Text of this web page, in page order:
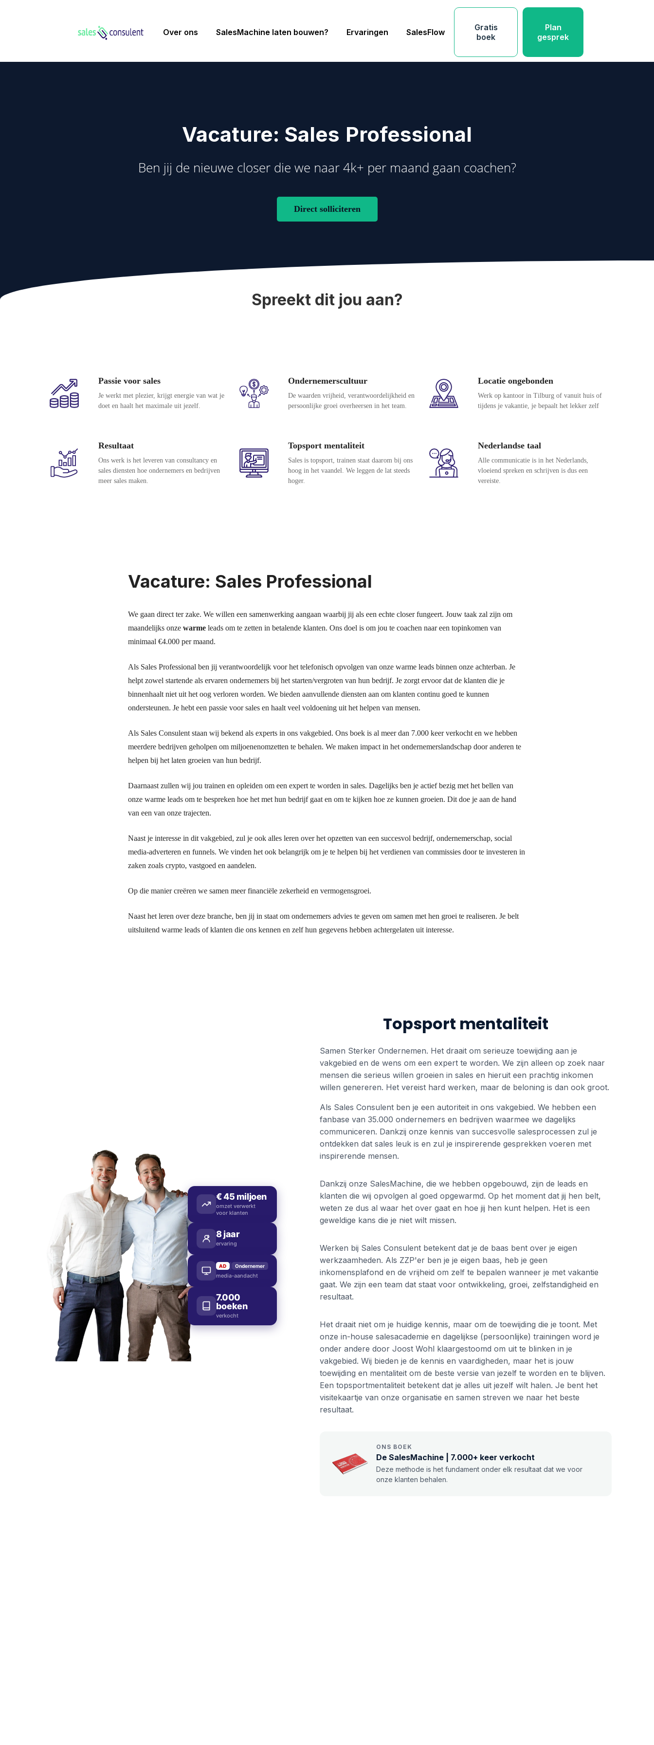
Over ons SalesMachine laten bouwen? Ervaringen SalesFlow
Gratis
boek
Plan
gesprek
Vacature: Sales Professional
Ben jij de nieuwe closer die we naar 4k+ per maand gaan coachen?
Direct solliciteren
Spreekt dit jou aan?
Passie voor sales
Je werkt met plezier, krijgt energie van wat je
doet en haalt het maximale uit jezelf.
Ondernemerscultuur
De waarden vrijheid, verantwoordelijkheid en
persoonlijke groei overheersen in het team.
Locatie ongebonden
Werk op kantoor in Tilburg of vanuit huis of
tijdens je vakantie, je bepaalt het lekker zelf
Resultaat
Ons werk is het leveren van consultancy en
sales diensten hoe ondernemers en bedrijven
meer sales maken.
Topsport mentaliteit
Sales is topsport, trainen staat daarom bij ons
hoog in het vaandel. We leggen de lat steeds
hoger.
Nederlandse taal
Alle communicatie is in het Nederlands,
vloeiend spreken en schrijven is dus een
vereiste.
Vacature: Sales Professional
We gaan direct ter zake. We willen een samenwerking aangaan waarbij jij als een echte closer fungeert. Jouw taak zal zijn om
maandelijks onze warmeleads om te zetten in betalende klanten. Ons doel is om jou te coachen naar een topinkomen van
minimaal €4.000 per maand.
Als Sales Professional ben jij verantwoordelijk voor het telefonisch opvolgen van onze warme leads binnen onze achterban. Je
helpt zowel startende als ervaren ondernemers bij het starten/vergroten van hun bedrijf. Je zorgt ervoor dat de klanten die je
binnenhaalt niet uit het oog verloren worden. We bieden aanvullende diensten aan om klanten continu goed te kunnen
ondersteunen. Je hebt een passie voor sales en haalt veel voldoening uit het helpen van mensen.
Als Sales Consulent staan wij bekend als experts in ons vakgebied. Ons boek is al meer dan 7.000 keer verkocht en we hebben
meerdere bedrijven geholpen om miljoenenomzetten te behalen. We maken impact in het ondernemerslandschap door anderen te
helpen bij het laten groeien van hun bedrijf.
Daarnaast zullen wij jou trainen en opleiden om een expert te worden in sales. Dagelijks ben je actief bezig met het bellen van
onze warme leads om te bespreken hoe het met hun bedrijf gaat en om te kijken hoe ze kunnen groeien. Dit doe je aan de hand
van een van onze trajecten.
Naast je interesse in dit vakgebied, zul je ook alles leren over het opzetten van een succesvol bedrijf, ondernemerschap, social
media-adverteren en funnels. We vinden het ook belangrijk om je te helpen bij het verdienen van commissies door te investeren in
zaken zoals crypto, vastgoed en aandelen.
Op die manier creëren we samen meer financiële zekerheid en vermogensgroei.
Naast het leren over deze branche, ben jij in staat om ondernemers advies te geven om samen met hen groei te realiseren. Je belt
uitsluitend warme leads of klanten die ons kennen en zelf hun gegevens hebben achtergelaten uit interesse.
€45 miljoen
omzet verwerkt
voor klanten
8jaar
ervaring
AD | Ondernemer
media-aandacht
7.000
boeken
verkocht
Topsport mentaliteit
Samen Sterker Ondernemen. Het draait om serieuze toewijding aan je
vakgebied en de wens om een expert te worden. We zijn alleen op zoek naar
mensen die serieus willen groeien in sales en hieruit een prachtig inkomen
willen genereren. Het vereist hard werken, maar de beloning is dan ook groot.
Als Sales Consulent ben je een autoriteit in ons vakgebied. We hebben een
fanbase van 35.000 ondernemers en bedrijven waarmee we dagelijks
communiceren. Dankzij onze kennis van succesvolle salesprocessen zul je
ontdekken dat sales leuk is en zul je inspirerende gesprekken voeren met
inspirerende mensen.
Dankzij onze SalesMachine, die we hebben opgebouwd, zijn de leads en
klanten die wij opvolgen al goed opgewarmd. Op het moment dat jij hen belt,
weten ze dus al waar het over gaat en hoe jij hen kunt helpen. Het is een
geweldige kans die je niet wilt missen.
Werken bij Sales Consulent betekent dat je de baas bent over je eigen
werkzaamheden. Als ZZP'er ben je je eigen baas, heb je geen
inkomensplafond en de vrijheid om zelf te bepalen wanneer je met vakantie
gaat. We zijn een team dat staat voor ontwikkeling, groei, zelfstandigheid en
resultaat.
Het draait niet om je huidige kennis, maar om de toewijding die je toont. Met
onze in-house salesacademie en dagelijkse (persoonlijke) trainingen word je
onder andere door Joost Wohl klaargestoomd om uit te blinken in je
vakgebied. Wij bieden je de kennis en vaardigheden, maar het is jouw
toewijding en mentaliteit om de beste versie van jezelf te worden en te blijven.
Een topsportmentaliteit betekent dat je alles uit jezelf wilt halen. Je bent het
visitekaartje van onze organisatie en samen streven we naar het beste
resultaat.
ONS BOEK
De SalesMachine | 7.000+ keer verkocht
Deze methode is het fundament onder elk resultaat dat we voor
onze klanten behalen.